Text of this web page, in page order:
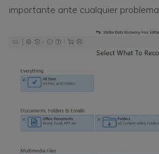
importante ante cualquier problema.